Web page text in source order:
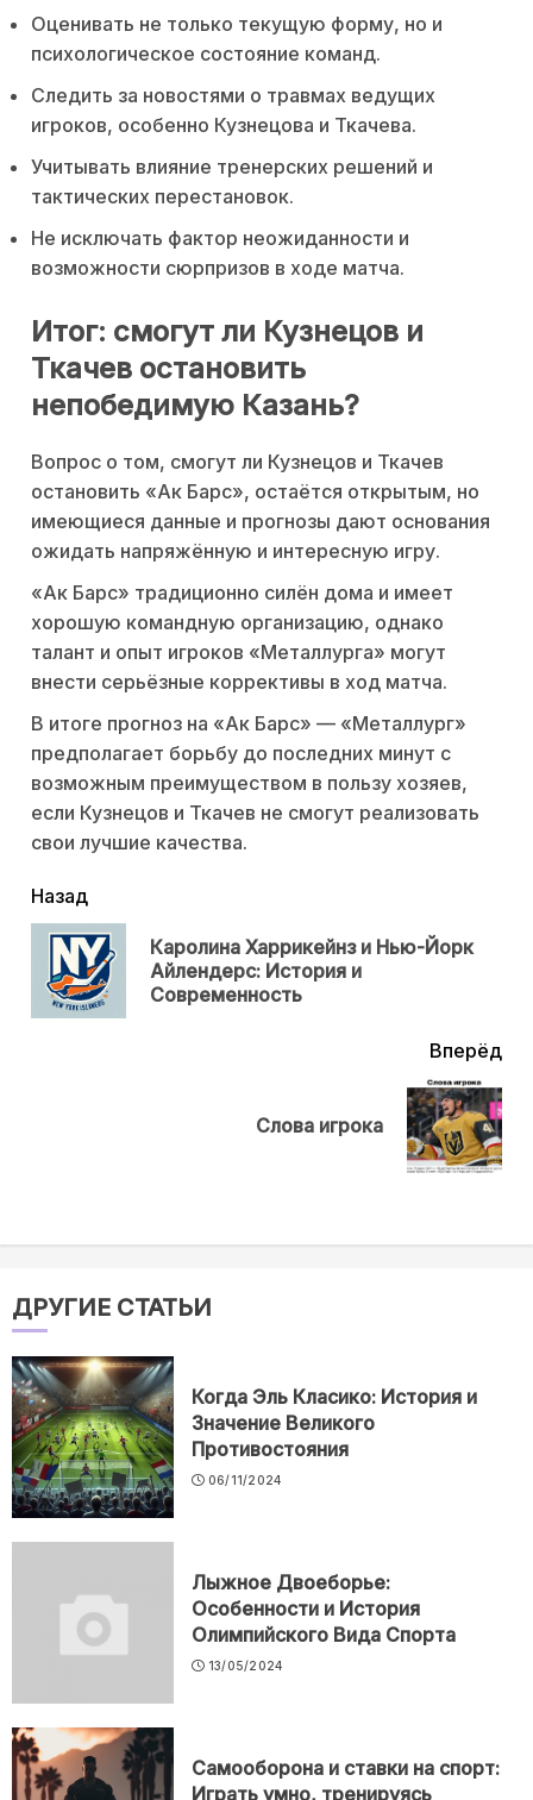
Оценивать не только текущую форму, но и
психологическое состояние команд.
Следить за новостями о травмах ведущих
игроков, особенно Кузнецова и Ткачева.
Учитывать влияние тренерских решений и
тактических перестановок.
Не исключать фактор неожиданности и
возможности сюрпризов в ходе матча.
Итог: смогут ли Кузнецов и
Ткачев остановить
непобедимую Казань?
Вопрос о том, смогут ли Кузнецов и Ткачев
остановить «Ак Барс», остаётся открытым, но
имеющиеся данные и прогнозы дают основания
ожидать напряжённую и интересную игру.
«Ак Барс» традиционно силён дома и имеет
хорошую командную организацию, однако
талант и опыт игроков «Металлурга» могут
внести серьёзные коррективы в ход матча.
В итоге прогноз на «Ак Барс» — «Металлург»
предполагает борьбу до последних минут с
возможным преимуществом в пользу хозяев,
если Кузнецов и Ткачев не смогут реализовать
свои лучшие качества.
читать
еще
Назад
Каролина Харрикейнз и Нью-Йорк
Айлендерс: История и
Современность
Вперёд
Слова игрока
ДРУГИЕ СТАТЬИ
Когда Эль Класико: История и
Значение Великого
Противостояния
06/11/2024
Лыжное Двоеборье:
Особенности и История
Олимпийского Вида Спорта
13/05/2024
Самооборона и ставки на спорт:
Играть умно, тренируясь